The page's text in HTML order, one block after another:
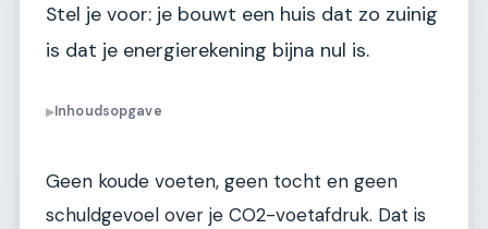
Stel je voor: je bouwt een huis dat zo zuinig
is dat je energierekening bijna nul is.
▶Inhoudsopgave
Geen koude voeten, geen tocht en geen
schuldgevoel over je CO2-voetafdruk. Dat is